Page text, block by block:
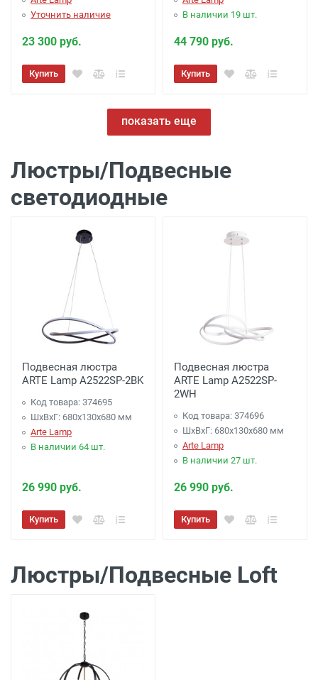
Уточнить наличие
23 300 руб.
Купить
В наличии 19 шт.
44 790 руб.
Купить
показать еще
Люстры/Подвесные
светодиодные
Подвесная люстра
ARTE Lamp A2522SP-2BK
Код товара: 374695
ШхВхГ: 680x130x680 мм
Arte Lamp
В наличии 64 шт.
26 990 руб.
Купить
Подвесная люстра
ARTE Lamp A2522SP-
2WH
Код товара: 374696
ШхВхГ: 680x130x680 мм
Arte Lamp
В наличии 27 шт.
26 990 руб.
Купить
Люстры/Подвесные Loft